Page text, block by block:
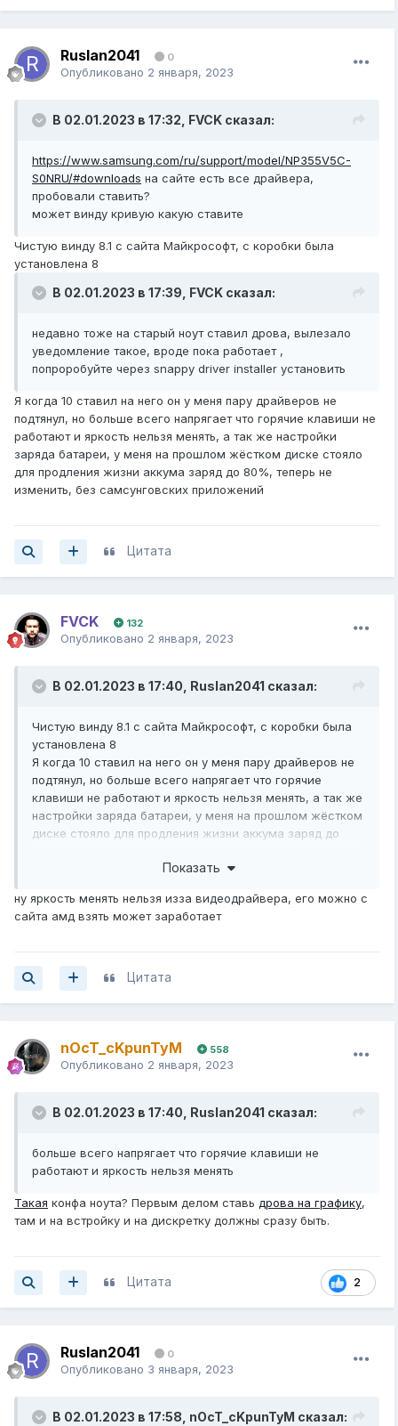
Ruslan2041 0
Опубликовано 2 января, 2023
В 02.01.2023 в 17:32, FVCK сказал:
https://www.samsung.com/ru/support/model/NP355V5C-
S0NRU/#downloads на сайте есть все драйвера,
пробовали ставить?
может винду кривую какую ставите
Чистую винду 8.1 с сайта Майкрософт, с коробки была
установлена 8
В 02.01.2023 в 17:39, FVCK сказал:
недавно тоже на старый ноут ставил дрова, вылезало
уведомление такое, вроде пока работает ,
попроробуйте через snappy driver installer установить
Я когда 10 ставил на него он у меня пару драйверов не
подтянул, но больше всего напрягает что горячие клавиши не
работают и яркость нельзя менять, а так же настройки
заряда батареи, у меня на прошлом жёстком диске стояло
для продления жизни аккума заряд до 80%, теперь не
изменить, без самсунговских приложений
Цитата
FVCK 132
Опубликовано 2 января, 2023
В 02.01.2023 в 17:40, Ruslan2041 сказал:
Чистую винду 8.1 с сайта Майкрософт, с коробки была
установлена 8
Я когда 10 ставил на него он у меня пару драйверов не
подтянул, но больше всего напрягает что горячие
клавиши не работают и яркость нельзя менять, а так же
настройки заряда батареи, у меня на прошлом жёстком
диске стояло для продления жизни аккума заряд до
Показать
ну яркость менять нельзя изза видеодрайвера, его можно с
сайта амд взять может заработает
Цитата
nOcT_cKpunTyM 558
Опубликовано 2 января, 2023
В 02.01.2023 в 17:40, Ruslan2041 сказал:
больше всего напрягает что горячие клавиши не
работают и яркость нельзя менять
Такая конфа ноута? Первым делом ставь дрова на графику,
там и на встройку и на дискретку должны сразу быть.
2
Цитата
Ruslan2041 0
Опубликовано 3 января, 2023
В 02.01.2023 в 17:58, nOcT_cKpunTyM сказал: